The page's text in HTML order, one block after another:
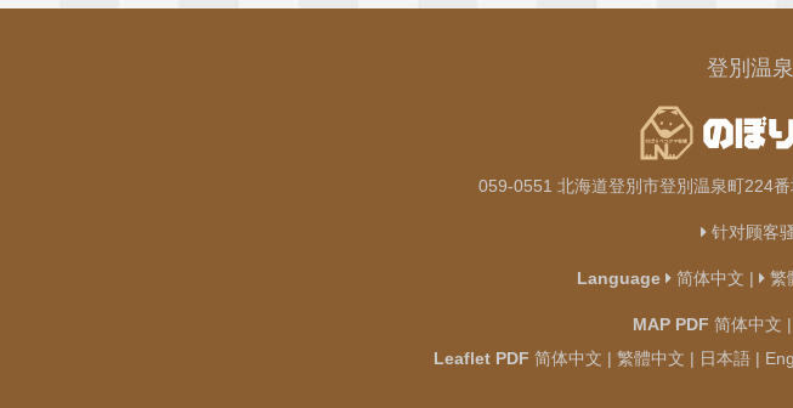
登別温
059-0551 北海道登別市登別温泉町
针对顾客
Language 简体中文 | 繁
MAP PDF 简体中文 |
Leaflet PDF 简体中文 | 繁體中文 | 日本語 |